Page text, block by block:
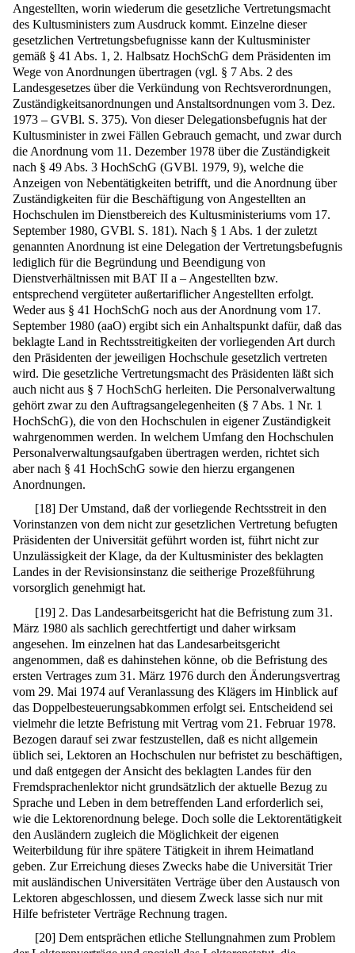
Angestellten, worin wiederum die gesetzliche Vertretungsmacht
des Kultusministers zum Ausdruck kommt. Einzelne dieser
gesetzlichen Vertretungsbefugnisse kann der Kultusminister
gemäß § 41 Abs. 1, 2. Halbsatz HochSchG dem Präsidenten im
Wege von Anordnungen übertragen (vgl. § 7 Abs. 2 des
Landesgesetzes über die Verkündung von Rechtsverordnungen,
Zuständigkeitsanordnungen und Anstaltsordnungen vom 3. Dez.
1973 – GVBl. S. 375). Von dieser Delegationsbefugnis hat der
Kultusminister in zwei Fällen Gebrauch gemacht, und zwar durch
die Anordnung vom 11. Dezember 1978 über die Zuständigkeit
nach § 49 Abs. 3 HochSchG (GVBl. 1979, 9), welche die
Anzeigen von Nebentätigkeiten betrifft, und die Anordnung über
Zuständigkeiten für die Beschäftigung von Angestellten an
Hochschulen im Dienstbereich des Kultusministeriums vom 17.
September 1980, GVBl. S. 181). Nach § 1 Abs. 1 der zuletzt
genannten Anordnung ist eine Delegation der Vertretungsbefugnis
lediglich für die Begründung und Beendigung von
Dienstverhältnissen mit BAT II a – Angestellten bzw.
entsprechend vergüteter außertariflicher Angestellten erfolgt.
Weder aus § 41 HochSchG noch aus der Anordnung vom 17.
September 1980 (aaO) ergibt sich ein Anhaltspunkt dafür, daß das
beklagte Land in Rechtsstreitigkeiten der vorliegenden Art durch
den Präsidenten der jeweiligen Hochschule gesetzlich vertreten
wird. Die gesetzliche Vertretungsmacht des Präsidenten läßt sich
auch nicht aus § 7 HochSchG herleiten. Die Personalverwaltung
gehört zwar zu den Auftragsangelegenheiten (§ 7 Abs. 1 Nr. 1
HochSchG), die von den Hochschulen in eigener Zuständigkeit
wahrgenommen werden. In welchem Umfang den Hochschulen
Personalverwaltungsaufgaben übertragen werden, richtet sich
aber nach § 41 HochSchG sowie den hierzu ergangenen
Anordnungen.
[18] Der Umstand, daß der vorliegende Rechtsstreit in den
Vorinstanzen von dem nicht zur gesetzlichen Vertretung befugten
Präsidenten der Universität geführt worden ist, führt nicht zur
Unzulässigkeit der Klage, da der Kultusminister des beklagten
Landes in der Revisionsinstanz die seitherige Prozeßführung
vorsorglich genehmigt hat.
[19] 2. Das Landesarbeitsgericht hat die Befristung zum 31.
März 1980 als sachlich gerechtfertigt und daher wirksam
angesehen. Im einzelnen hat das Landesarbeitsgericht
angenommen, daß es dahinstehen könne, ob die Befristung des
ersten Vertrages zum 31. März 1976 durch den Änderungsvertrag
vom 29. Mai 1974 auf Veranlassung des Klägers im Hinblick auf
das Doppelbesteuerungsabkommen erfolgt sei. Entscheidend sei
vielmehr die letzte Befristung mit Vertrag vom 21. Februar 1978.
Bezogen darauf sei zwar festzustellen, daß es nicht allgemein
üblich sei, Lektoren an Hochschulen nur befristet zu beschäftigen,
und daß entgegen der Ansicht des beklagten Landes für den
Fremdsprachenlektor nicht grundsätzlich der aktuelle Bezug zu
Sprache und Leben in dem betreffenden Land erforderlich sei,
wie die Lektorenordnung belege. Doch solle die Lektorentätigkeit
den Ausländern zugleich die Möglichkeit der eigenen
Weiterbildung für ihre spätere Tätigkeit in ihrem Heimatland
geben. Zur Erreichung dieses Zwecks habe die Universität Trier
mit ausländischen Universitäten Verträge über den Austausch von
Lektoren abgeschlossen, und diesem Zweck lasse sich nur mit
Hilfe befristeter Verträge Rechnung tragen.
[20] Dem entsprächen etliche Stellungnahmen zum Problem